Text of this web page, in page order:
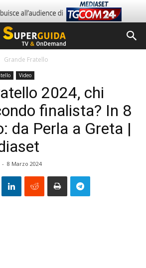
Grande Fratello
Video
2024, chi
finalista? In 8
da Perla a Greta |
- 8 Marzo 2024